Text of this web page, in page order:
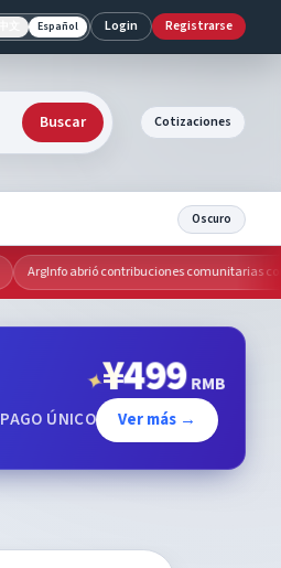
Español Login Registrarse
Buscar Cotizaciones
Oscuro
ArgInfo abrió contribuciones comunitarias con
✦¥499RMB
PAGO ÚNICO Ver más →